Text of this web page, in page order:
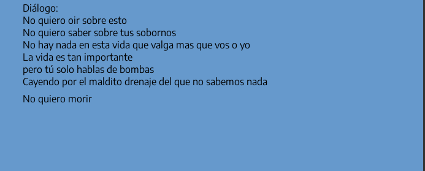
Diálogo:
No quiero oir sobre esto
No quiero saber sobre tus sobornos
No hay nada en esta vida que valga mas que vos o yo
La vida es tan importante
pero tú solo hablas de bombas
Cayendo por el maldito drenaje del que no sabemos nada
No quiero morir